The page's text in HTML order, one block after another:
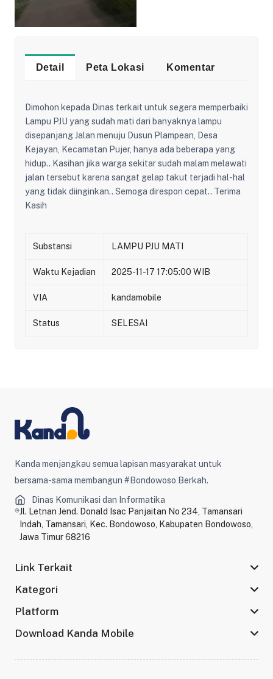
Detail Peta Lokasi Komentar
Dimohon kepada Dinas terkait untuk segera memperbaiki
Lampu PJU yang sudah mati dari banyaknya lampu
disepanjang Jalan menuju Dusun Plampean, Desa
Kejayan, Kecamatan Pujer, hanya ada beberapa yang
hidup.. Kasihan jika warga sekitar sudah malam melawati
jalan tersebut karena sangat gelap takut terjadi hal-hal
yang tidak diinginkan.. Semoga direspon cepat.. Terima
Kasih
Substansi LAMPU PJU MATI
Waktu Kejadian 2025-11-17 17:05:00 WIB
VIA kandamobile
Status SELESAI
Kanda menjangkau semua lapisan masyarakat untuk
bersama-sama membangun #Bondowoso Berkah.
Dinas Komunikasi dan Informatika
Jl. Letnan Jend. Donald Isac Panjaitan No 234, Tamansari
Indah, Tamansari, Kec. Bondowoso, Kabupaten Bondowoso,
Jawa Timur 68216
Link Terkait
Kategori
Platform
Download Kanda Mobile